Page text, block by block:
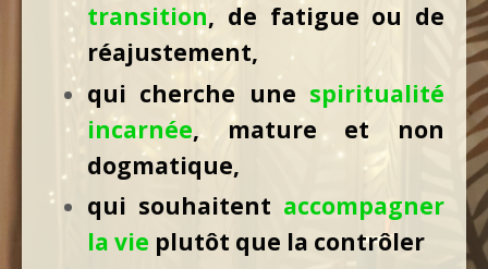
transition, de fatigue ou de
réajustement,
qui cherche une spiritualité
incarnée, mature et non
dogmatique,
qui souhaitent accompagner
la vie plutôt que la contrôler